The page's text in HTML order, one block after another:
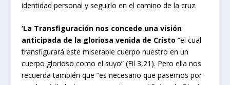
identidad personal y seguirlo en el camino de la cruz.
‘La Transfiguración nos concede una visión
anticipada de la gloriosa venida de Cristo “el cual
transfigurará este miserable cuerpo nuestro en un
cuerpo glorioso como el suyo” (Fil 3,21). Pero ella nos
recuerda también que “es necesario que pasemos por